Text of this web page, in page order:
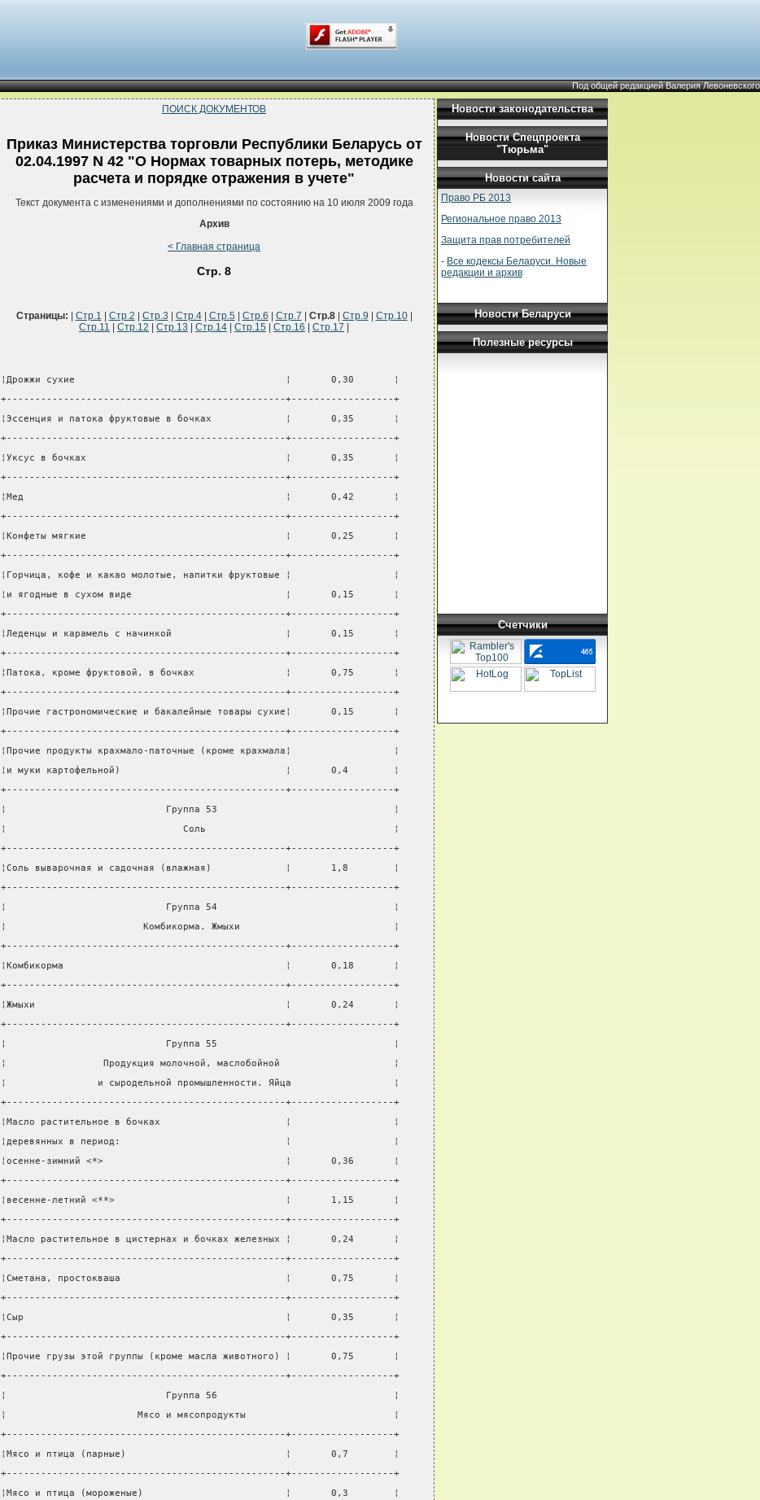
Под общей редакцией Валерия Левоневского
ПОИСК ДОКУМЕНТОВ
Приказ Министерства торговли Республики Беларусь от
02.04.1997 N 42 "О Нормах товарных потерь, методике
расчета и порядке отражения в учете"
Текст документа с изменениями и дополнениями по состоянию на 10 июля 2009 года
Архив
< Главная страница
Стр. 8
Страницы: Стр.1 Стр.2 Стр.3 Стр.4| Стр.5| Стр.6 Стр.7 Стр.8| Стр.9 Стр.10|
Стр.11
Стр.12 Стр.13 Стр.14 Стр.15 Стр.16 Стр.17
¦Дрожжи сухие                                     ¦       0,30       ¦
+-------------------------------------------------+------------------+
¦Эссенция и патока фруктовые в бочках             ¦       0,35       ¦
+-------------------------------------------------+------------------+
¦Уксус в бочках                                   ¦       0,35       ¦
+-------------------------------------------------+------------------+
¦Мед                                              ¦       0,42       ¦
+-------------------------------------------------+------------------+
¦Конфеты мягкие                                   ¦       0,25       ¦
+-------------------------------------------------+------------------+
¦Горчица, кофе и какао молотые, напитки фруктовые ¦                  ¦
¦и ягодные в сухом виде                           ¦       0,15       ¦
+-------------------------------------------------+------------------+
¦Леденцы и карамель с начинкой                    ¦       0,15       ¦
+-------------------------------------------------+------------------+
¦Патока, кроме фруктовой, в бочках                ¦       0,75       ¦
+-------------------------------------------------+------------------+
¦Прочие гастрономические и бакалейные товары сухие¦       0,15       ¦
+-------------------------------------------------+------------------+
¦Прочие продукты крахмало-паточные (кроме крахмала¦                  ¦
¦и муки картофельной)                             ¦       0,4        ¦
+-------------------------------------------------+------------------+
¦                            Группа 53                               ¦
¦                               Соль                                 ¦
+-------------------------------------------------+------------------+
¦Соль выварочная и садочная (влажная)             ¦       1,8        ¦
+-------------------------------------------------+------------------+
¦                            Группа 54                               ¦
¦                        Комбикорма. Жмыхи                           ¦
+-------------------------------------------------+------------------+
¦Комбикорма                                       ¦       0,18       ¦
+-------------------------------------------------+------------------+
¦Жмыхи                                            ¦       0,24       ¦
+-------------------------------------------------+------------------+
¦                            Группа 55                               ¦
¦                 Продукция молочной, маслобойной                    ¦
¦                и сыродельной промышленности. Яйца                  ¦
+-------------------------------------------------+------------------+
¦Масло растительное в бочках                      ¦                  ¦
¦деревянных в период:                             ¦                  ¦
¦осенне-зимний <*>                                ¦       0,36       ¦
+-------------------------------------------------+------------------+
¦весенне-летний <**>                              ¦       1,15       ¦
+-------------------------------------------------+------------------+
¦Масло растительное в цистернах и бочках железных ¦       0,24       ¦
+-------------------------------------------------+------------------+
¦Сметана, простокваша                             ¦       0,75       ¦
+-------------------------------------------------+------------------+
¦Сыр                                              ¦       0,35       ¦
+-------------------------------------------------+------------------+
¦Прочие грузы этой группы (кроме масла животного) ¦       0,75       ¦
+-------------------------------------------------+------------------+
¦                            Группа 56                               ¦
¦                       Мясо и мясопродукты                          ¦
+-------------------------------------------------+------------------+
¦Мясо и птица (парные)                            ¦       0,7        ¦
+-------------------------------------------------+------------------+
¦Мясо и птица (мороженые)                         ¦       0,3        ¦
Новости законодательства
Новости Спецпроекта
"Тюрьма"
Новости сайта
Право РБ 2013
Региональное право 2013
Защита прав потребителей
- Все кодексы Беларуси. Новые
редакции и архив
Новости Беларуси
Полезные ресурсы
Счетчики